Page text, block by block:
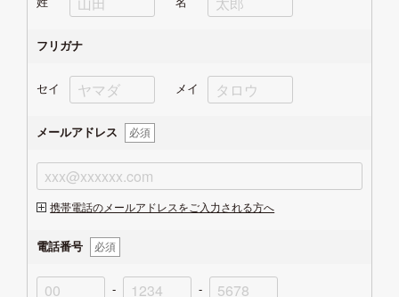
フリガナ
セイ メイ
メールアドレス 必須
携帯電話のメールアドレスをご入力される方へ
電話番号 必須
- -